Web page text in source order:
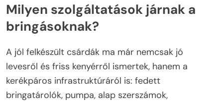
Milyen szolgáltatások járnak a
bringásoknak?
A jól felkészült csárdák ma már nemcsak jó
levesről és friss kenyérről ismertek, hanem a
kerékpáros infrastruktúráról is: fedett
bringatárolók, pumpa, alap szerszámok,